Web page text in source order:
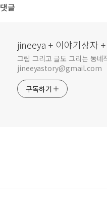
댓글
jineeya + 이야기상자
그림 그리고 글도 그리는 동
jineeyastory@gmail.com
구독하기